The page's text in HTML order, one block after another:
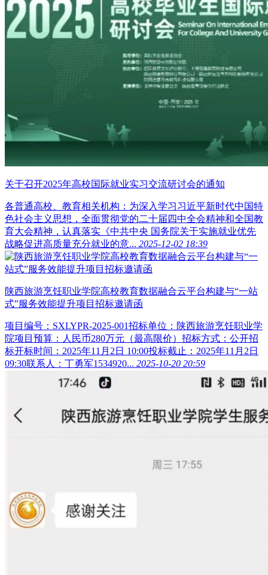
关于召开2025年高校国际就业实习交流研讨会的通知
各普通高校、教育相关机构：为深入学习习近平新时代中国特
色社会主义思想，全面贯彻党的二十届四中全会精神和全国教
育大会精神，认真落实《中共中央 国务院关于实施就业优先
战略促进高质量充分就业的意... 2025-12-02 18:39
陕西旅游烹饪职业学院高校教育数据融合云平台构建与“一站
式”服务效能提升项目招标邀请函
项目编号：SXLYPR-2025-001招标单位：陕西旅游烹饪职业学
院项目预算：人民币280万元（最高限价）招标方式：公开招
标开标时间：2025年11月2日 10:00投标截止：2025年11月2日
09:30联系人：丁勇军1534920... 2025-10-20 20:59